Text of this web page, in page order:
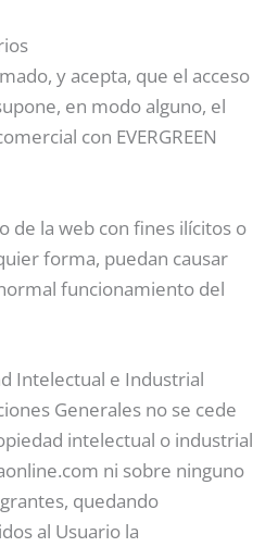
y acepta, que el acceso
en modo alguno, el
con EVERGREEN
de la web con fines ilícitos o
forma, puedan causar
funcionamiento del
Intelectual e Industrial
Generales no se cede
intelectual o industrial
ni sobre ninguno
quedando
al Usuario la